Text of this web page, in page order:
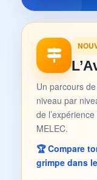
Un parcours
niveau par
de
MELEC.
🏆 Compare
grimpe dans